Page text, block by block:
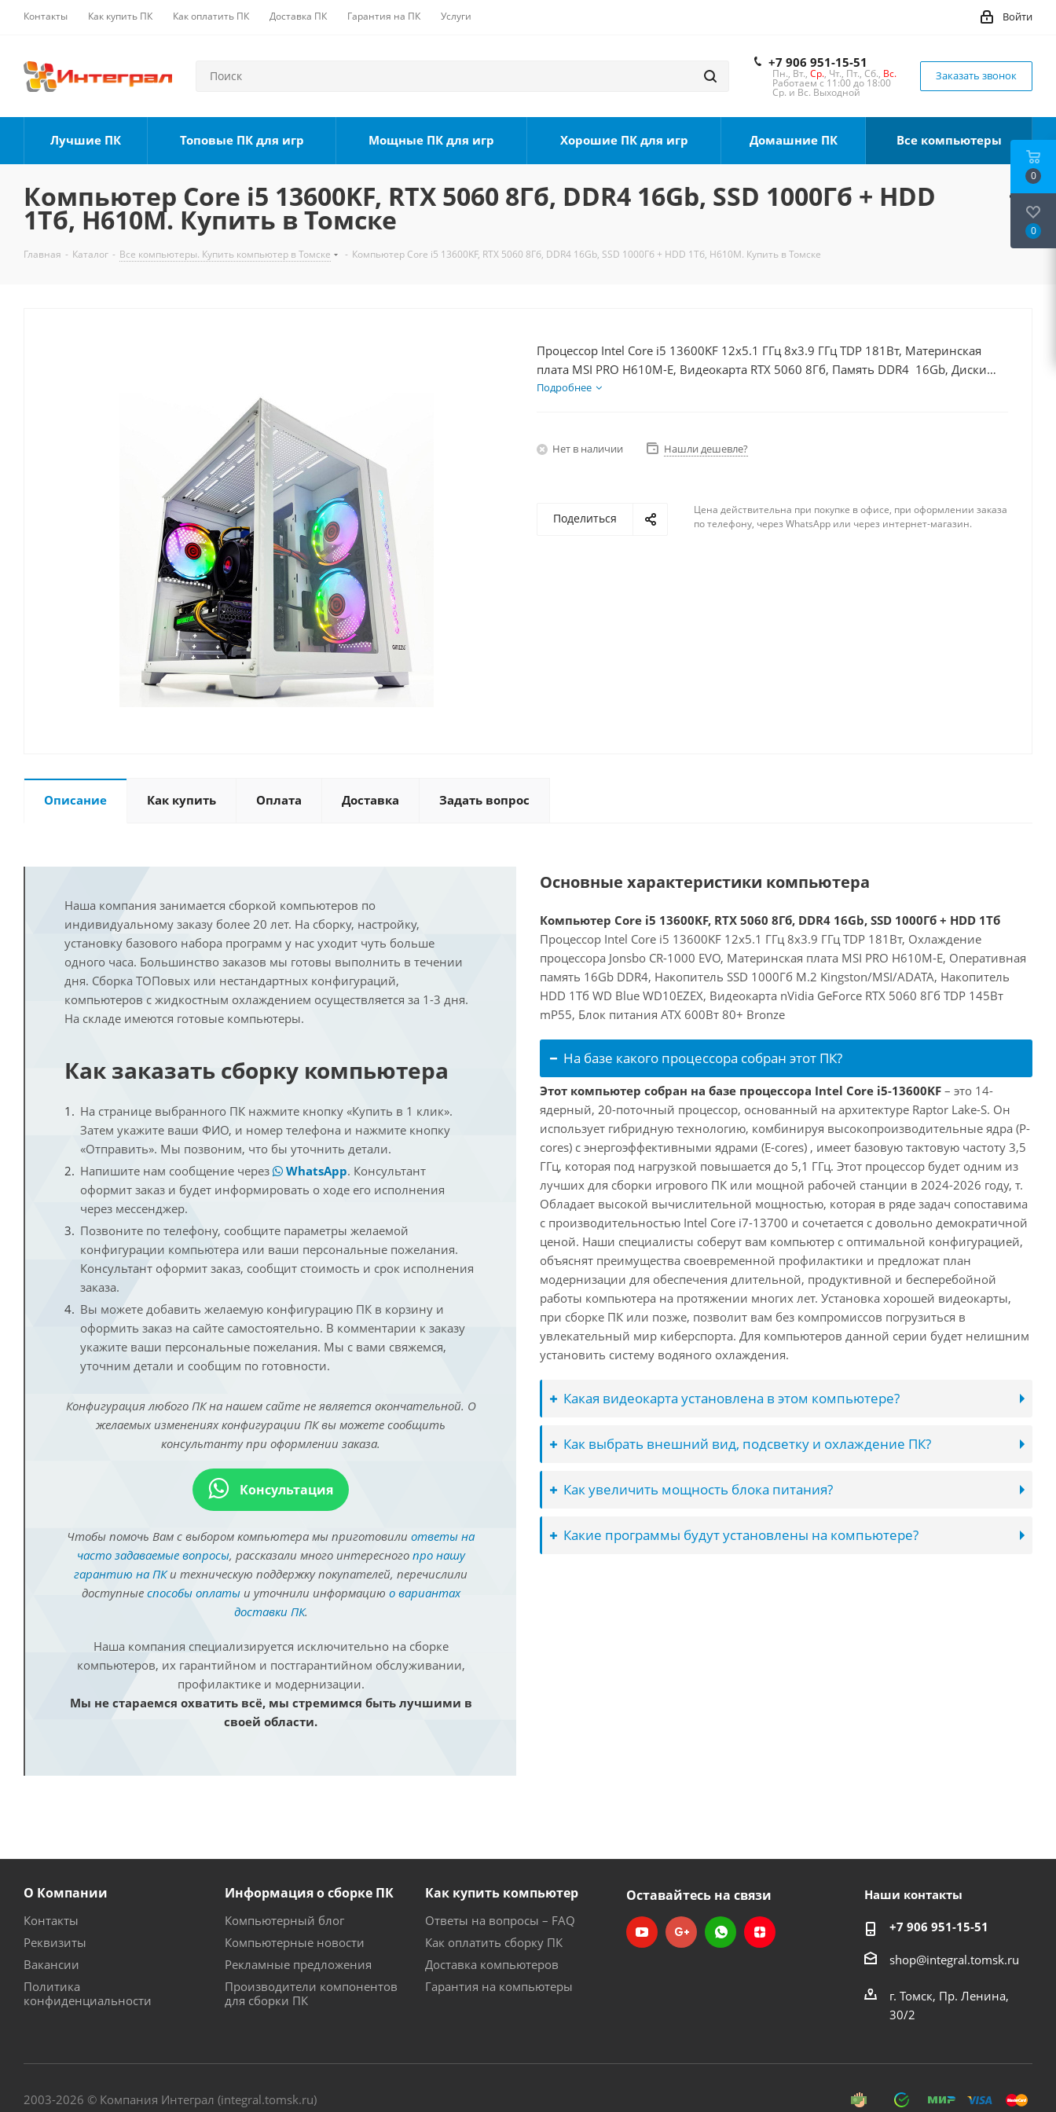
Контакты Как купить ПК Как оплатить ПК Доставка ПК Гарантия на ПК Услуги Войти
+7 906 951-15-51
Пн., Вт., Ср., Чт., Пт., Сб., Вс.
Работаем с 11:00 до 18:00
Ср. и Вс. Выходной
Заказать звонок
Лучшие ПК Топовые ПК для игр Мощные ПК для игр Хорошие ПК для игр Домашние ПК Все компьютеры
Компьютер Core i5 13600KF, RTX 5060 8Гб, DDR4 16Gb, SSD 1000Гб + HDD
1Тб, H610M. Купить в Томске
Главная - Каталог - Все компьютеры. Купить компьютер в Томске - Компьютер Core i5 13600KF, RTX 5060 8Гб, DDR4 16Gb, SSD 1000Гб + HDD 1Тб, H610M. Купить в Томске
Процессор Intel Core i5 13600KF 12x5.1 ГГц 8x3.9 ГГц TDP 181Вт, Материнская
плата MSI PRO H610M-E, Видеокарта RTX 5060 8Гб, Память DDR4 16Gb, Диски
SSD 1000Гб + HDD 1Тб, БП 600Вт
Подробнее
Нет в наличии Нашли дешевле?
Поделиться
Цена действительна при покупке в офисе, при оформлении заказа
по телефону, через WhatsApp или через интернет-магазин.
Описание Как купить Оплата Доставка Задать вопрос
Наша компания занимается сборкой компьютеров по
индивидуальному заказу более 20 лет. На сборку, настройку,
установку базового набора программ у нас уходит чуть больше
одного часа. Большинство заказов мы готовы выполнить в течении
дня. Сборка ТОПовых или нестандартных конфигураций,
компьютеров с жидкостным охлаждением осуществляется за 1-3 дня.
На складе имеются готовые компьютеры.
Как заказать сборку компьютера
На странице выбранного ПК нажмите кнопку «Купить в 1 клик».
Затем укажите ваши ФИО, и номер телефона и нажмите кнопку
«Отправить». Мы позвоним, что бы уточнить детали.
Напишите нам сообщение через
WhatsApp. Консультант
оформит заказ и будет информировать о ходе его исполнения
через мессенджер.
Позвоните по телефону, сообщите параметры желаемой
конфигурации компьютера или ваши персональные пожелания.
Консультант оформит заказ, сообщит стоимость и срок исполнения
заказа.
Вы можете добавить желаемую конфигурацию ПК в корзину и
оформить заказ на сайте самостоятельно. В комментарии к заказу
укажите ваши персональные пожелания. Мы с вами свяжемся,
уточним детали и сообщим по готовности.
Конфигурация любого ПК на нашем сайте не является окончательной. О
желаемых изменениях конфигурации ПК вы можете сообщить
консультанту при оформлении заказа.
Консультация
Чтобы помочь Вам с выбором компьютера мы приготовили ответы на
часто задаваемые вопросы, рассказали много интересного про нашу
гарантию на ПКи техническую поддержку покупателей, перечислили
доступные способы оплатыи уточнили информацию о вариантах
доставки ПК.
Наша компания специализируется исключительно на сборке
компьютеров, их гарантийном и постгарантийном обслуживании,
профилактике и модернизации.
Мы не стараемся охватить всё, мы стремимся быть лучшими в
своей области.
Основные характеристики компьютера
Компьютер Core i5 13600KF, RTX 5060 8Гб, DDR4 16Gb, SSD 1000Гб + HDD 1Тб
Процессор Intel Core i5 13600KF 12x5.1 ГГц 8x3.9 ГГц TDP 181Вт, Охлаждение
процессора Jonsbo CR-1000 EVO, Материнская плата MSI PRO H610M-E, Оперативная
память 16Gb DDR4, Накопитель SSD 1000Гб M.2 Kingston/MSI/ADATA, Накопитель
HDD 1Тб WD Blue WD10EZEX, Видеокарта nVidia GeForce RTX 5060 8Гб TDP 145Вт
mP55, Блок питания ATX 600Вт 80+ Bronze
На базе какого процессора собран этот ПК?
Этот компьютер собран на базе процессора Intel Core i5-13600KF – это 14-
ядерный, 20-поточный процессор, основанный на архитектуре Raptor Lake-S. Он
использует гибридную технологию, комбинируя высокопроизводительные ядра (P-
cores) с энергоэффективными ядрами (E-cores) , имеет базовую тактовую частоту 3,5
ГГц, которая под нагрузкой повышается до 5,1 ГГц. Этот процессор будет одним из
лучших для сборки игрового ПК или мощной рабочей станции в 2024-2026 году, т.
Обладает высокой вычислительной мощностью, которая в ряде задач сопоставима
с производительностью Intel Core i7-13700 и сочетается с довольно демократичной
ценой. Наши специалисты соберут вам компьютер с оптимальной конфигурацией,
объяснят преимущества своевременной профилактики и предложат план
модернизации для обеспечения длительной, продуктивной и бесперебойной
работы компьютера на протяжении многих лет. Установка хорошей видеокарты,
при сборке ПК или позже, позволит вам без компромиссов погрузиться в
увлекательный мир киберспорта. Для компьютеров данной серии будет нелишним
установить систему водяного охлаждения.
Какая видеокарта установлена в этом компьютере?
Как выбрать внешний вид, подсветку и охлаждение ПК?
Как увеличить мощность блока питания?
Какие программы будут установлены на компьютере?
О Компании
Контакты
Реквизиты
Вакансии
Политика
конфиденциальности
Информация о сборке ПК
Компьютерный блог
Компьютерные новости
Рекламные предложения
Производители компонентов
для сборки ПК
Как купить компьютер
Ответы на вопросы – FAQ
Как оплатить сборку ПК
Доставка компьютеров
Гарантия на компьютеры
Оставайтесь на связи Наши контакты
+7 906 951-15-51
shop@integral.tomsk.ru
г. Томск, Пр. Ленина,
30/2
2003-2026 © Компания Интеграл (integral.tomsk.ru)
0
0